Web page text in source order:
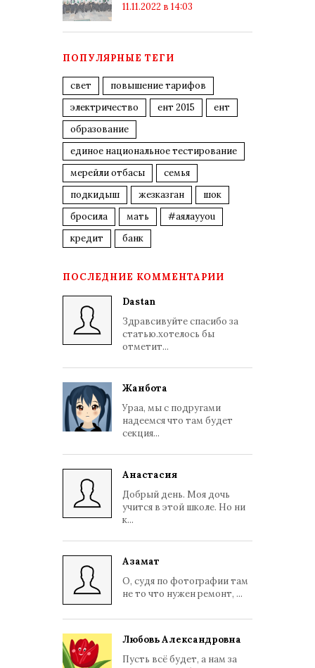
11.11.2022 в 14:03
ПОПУЛЯРНЫЕ ТЕГИ
свет
повышение тарифов
электричество
ент 2015
ент
образование
единое национальное тестирование
мерейли отбасы
семья
подкидыш
жезказган
шок
бросила
мать
#аялауyou
кредит
банк
ПОСЛЕДНИЕ КОММЕНТАРИИ
Dastan
Здравсивуйте спасибо за
статью.хотелось бы
отметит...
Жанбота
Ураа, мы с подругами
надеемся что там будет
секция...
Анастасия
Добрый день. Моя дочь
учится в этой школе. Но ни
к...
Азамат
О, судя по фотографии там
не то что нужен ремонт, ...
Любовь Александровна
Пусть всё будет, а нам за